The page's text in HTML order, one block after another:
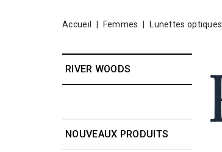
Accueil Femmes Lunettes optiques
RIVER WOODS
NOUVEAUX PRODUITS